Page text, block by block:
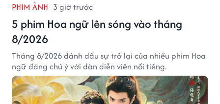
PHIM ẢNH 3 giờ trước
5 phim Hoa ngữ lên sóng vào tháng
8/2026
Tháng 8/2026 đánh dấu sự trở lại của nhiều phim Hoa
ngữ đáng chú ý với dàn diễn viên nổi tiếng.